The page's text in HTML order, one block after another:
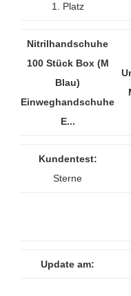
1. Platz
Nitrilhandschuhe
100 Stück Box (M
Blau)
Einweghandschuhe
E...
Kundentest:
Sterne
Update am: